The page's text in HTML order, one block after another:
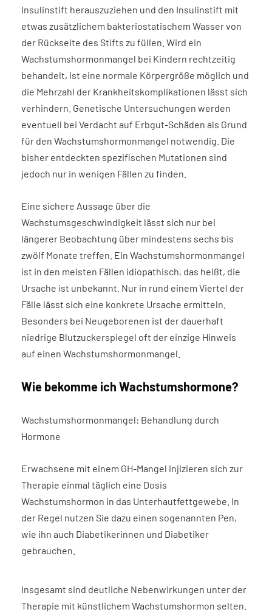
Insulinstift herauszuziehen und den Insulinstift mit
etwas zusätzlichem bakteriostatischem Wasser von
der Rückseite des Stifts zu füllen. Wird ein
Wachstumshormonmangel bei Kindern rechtzeitig
behandelt, ist eine normale Körpergröße möglich und
die Mehrzahl der Krankheitskomplikationen lässt sich
verhindern. Genetische Untersuchungen werden
eventuell bei Verdacht auf Erbgut-Schäden als Grund
für den Wachstumshormonmangel notwendig. Die
bisher entdeckten spezifischen Mutationen sind
jedoch nur in wenigen Fällen zu finden.
Eine sichere Aussage über die
Wachstumsgeschwindigkeit lässt sich nur bei
längerer Beobachtung über mindestens sechs bis
zwölf Monate treffen. Ein Wachstumshormonmangel
ist in den meisten Fällen idiopathisch, das heißt, die
Ursache ist unbekannt. Nur in rund einem Viertel der
Fälle lässt sich eine konkrete Ursache ermitteln.
Besonders bei Neugeborenen ist der dauerhaft
niedrige Blutzuckerspiegel oft der einzige Hinweis
auf einen Wachstumshormonmangel.
Wie bekomme ich Wachstumshormone?
Wachstumshormonmangel: Behandlung durch
Hormone
Erwachsene mit einem GH-Mangel injizieren sich zur
Therapie einmal täglich eine Dosis
Wachstumshormon in das Unterhautfettgewebe. In
der Regel nutzen Sie dazu einen sogenannten Pen,
wie ihn auch Diabetikerinnen und Diabetiker
gebrauchen.
Insgesamt sind deutliche Nebenwirkungen unter der
Therapie mit künstlichem Wachstumshormon selten.